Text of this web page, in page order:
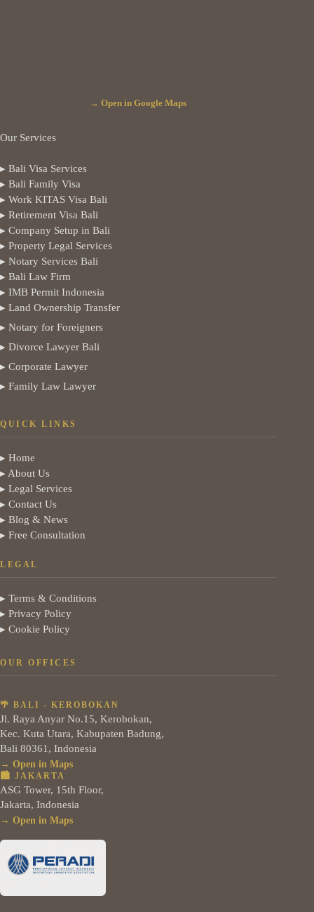
→ Open in Google Maps
Our Services
▸ Bali Visa Services
▸ Bali Family Visa
▸ Work KITAS Visa Bali
▸ Retirement Visa Bali
▸ Company Setup in Bali
▸ Property Legal Services
▸ Notary Services Bali
▸ Bali Law Firm
▸ IMB Permit Indonesia
▸ Land Ownership Transfer
▸ Notary for Foreigners
▸ Divorce Lawyer Bali
▸ Corporate Lawyer
▸ Family Law Lawyer
QUICK LINKS
▸ Home
▸ About Us
▸ Legal Services
▸ Contact Us
▸ Blog & News
▸ Free Consultation
LEGAL
▸ Terms & Conditions
▸ Privacy Policy
▸ Cookie Policy
OUR OFFICES
🌴 BALI - KEROBOKAN
Jl. Raya Anyar No.15, Kerobokan,
Kec. Kuta Utara, Kabupaten Badung,
Bali 80361, Indonesia
→ Open in Maps
🏙️ JAKARTA
ASG Tower, 15th Floor,
Jakarta, Indonesia
→ Open in Maps